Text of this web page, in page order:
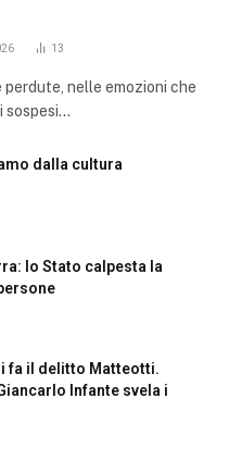
13
nelle emozioni che
sospesi…
dalla cultura
lo Stato calpesta la
fa il delitto Matteotti.
Infante svela i